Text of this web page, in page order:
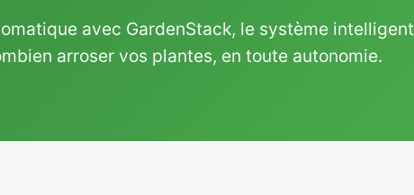
avec GardenStack, le système intelligent
arroser vos plantes, en toute autonomie.